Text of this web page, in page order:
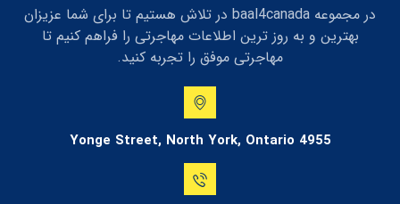
در مجموعه baal4canada در تلاش هستیم تا برای شما عزیزان
بهترین و به روز ترین اطلاعات مهاجرتی را فراهم کنیم تا
مهاجرتی موفق را تجربه کنید.
4955 Yonge Street, North York, Ontario